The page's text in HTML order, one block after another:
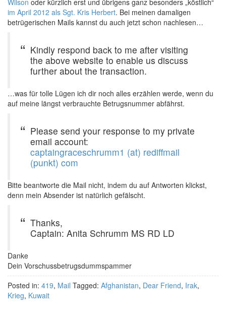
Wilson oder kürzlich erst und übrigens ganz besonders „köstlich“
im April 2012 als Sgt. Kris Herbert. Bei meinen damaligen
betrügerischen Mails kannst du auch jetzt schon nachlesen…
Kindly respond back to me after visiting
the above website to enable us discuss
further about the transaction.
…was für tolle Lügen ich dir noch alles erzählen werde, wenn du
auf meine längst verbrauchte Betrugsnummer abfährst.
Please send your response to my private
email account:
captaingraceschrumm1 (at) rediffmail
(punkt) com
Bitte beantworte die Mail nicht, indem du auf Antworten klickst,
denn mein Absender ist natürlich gefälscht.
Thanks,
Captain: Anita Schrumm MS RD LD
Danke
Dein Vorschussbetrugsdummspammer
Posted in: 419, Mail Tagged: Afghanistan, Dear Friend, Irak,
Krieg, Kuwait